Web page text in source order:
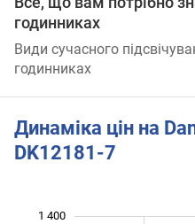
годинниках
Види сучасного
годинниках
Динаміка цін на
DK12181-7
1 400